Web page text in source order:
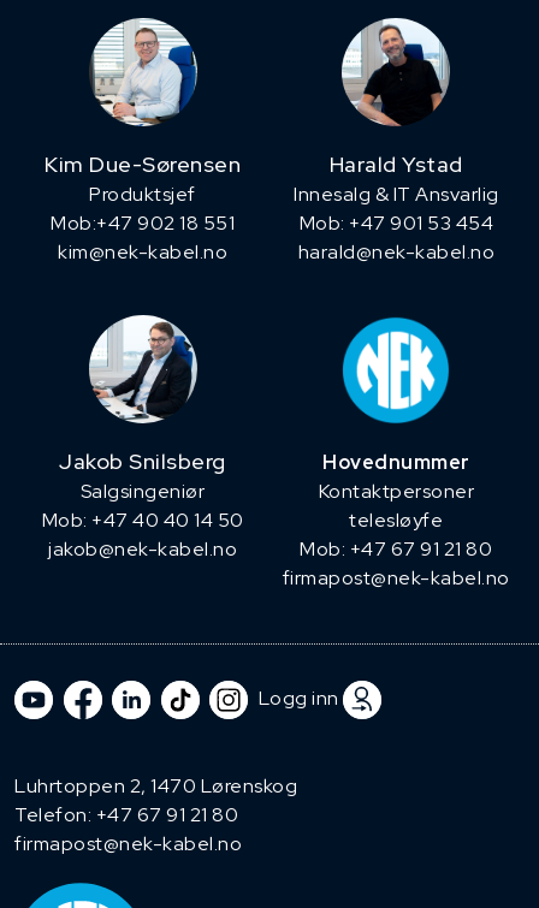
Kim Due-Sørensen
Produktsjef
​Mob:+47 902 18 551
kim@nek-kabel.no
Harald Ystad
Innesalg & IT Ansvarlig
Mob: +47 901 53 454
harald@nek-kabel.no
Jakob Snilsberg
​Salgsingeniør
Mob: +47 40 40 14 50
jakob@nek-kabel.no
Hovednummer
Kontaktpersoner
telesløyfe
Mob: +47 67 91 21 80
firmapost@nek-kabel.no
Logg inn
Luhrtoppen 2, 1470 Lørenskog
Telefon: +47 67 91 21 80
firmapost@nek-kabel.no